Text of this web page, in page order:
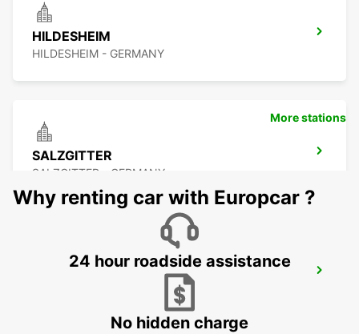
HILDESHEIM
HILDESHEIM - GERMANY
SALZGITTER
SALZGITTER - GERMANY
More stations
Why renting car with Europcar ?
24 hour roadside assistance
No hidden charge